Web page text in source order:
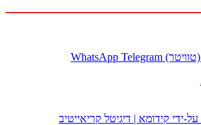
WhatsApp Telegram
קידומא | דיגיטל קריאייטיב